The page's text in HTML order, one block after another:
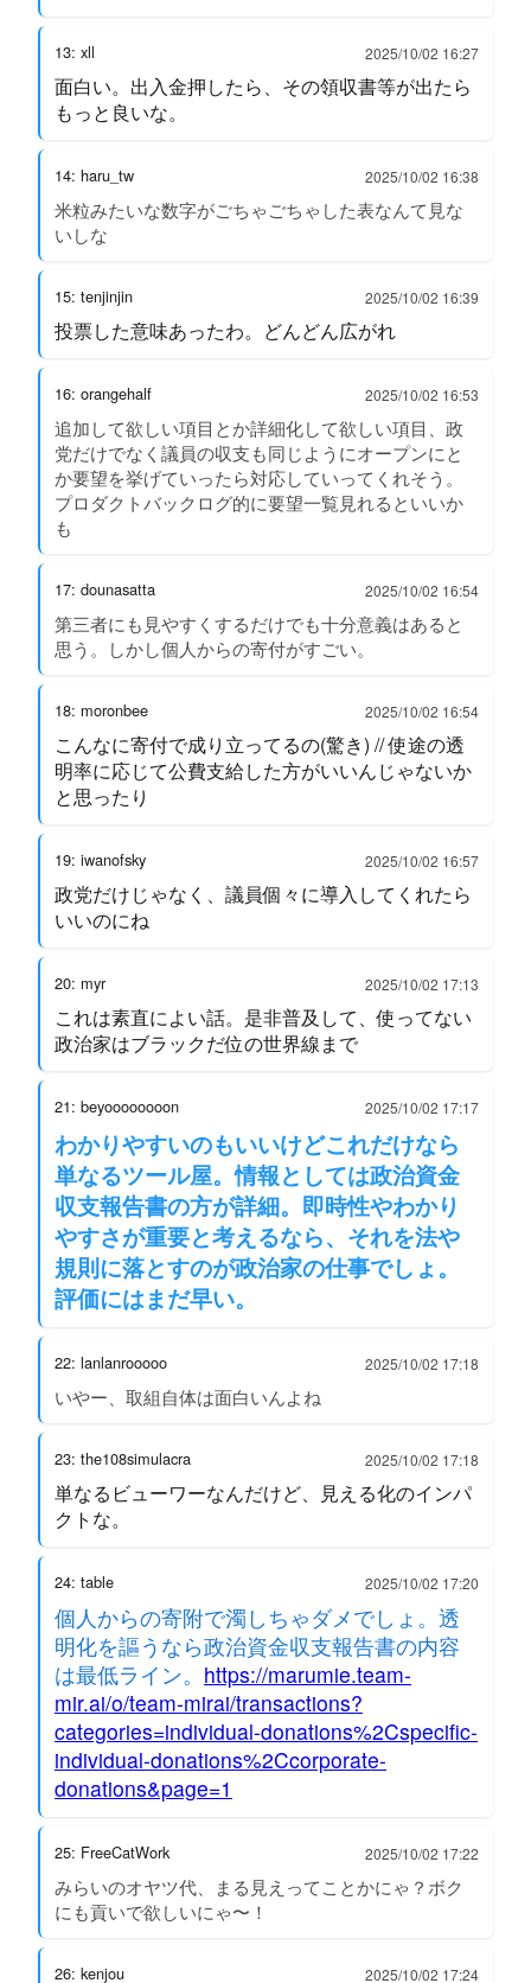
13: xll 2025/10/02 16:27
面白い。出入金押したら、その領収書等が出たら
もっと良いな。
14: haru_tw 2025/10/02 16:38
米粒みたいな数字がごちゃごちゃした表なんて見な
いしな
15: tenjinjin 2025/10/02 16:39
投票した意味あったわ。どんどん広がれ
16: orangehalf 2025/10/02 16:53
追加して欲しい項目とか詳細化して欲しい項目、政
党だけでなく議員の収支も同じようにオープンにと
か要望を挙げていったら対応していってくれそう。
プロダクトバックログ的に要望一覧見れるといいか
も
17: dounasatta 2025/10/02 16:54
第三者にも見やすくするだけでも十分意義はあると
思う。しかし個人からの寄付がすごい。
18: moronbee 2025/10/02 16:54
こんなに寄付で成り立ってるの(驚き) // 使途の透
明率に応じて公費支給した方がいいんじゃないか
と思ったり
19: iwanofsky 2025/10/02 16:57
政党だけじゃなく、議員個々に導入してくれたら
いいのにね
20: myr 2025/10/02 17:13
これは素直によい話。是非普及して、使ってない
政治家はブラックだ位の世界線まで
21: beyoooooooon 2025/10/02 17:17
わかりやすいのもいいけどこれだけなら
単なるツール屋。情報としては政治資金
収支報告書の方が詳細。即時性やわかり
やすさが重要と考えるなら、それを法や
規則に落とすのが政治家の仕事でしょ。
評価にはまだ早い。
22: lanlanrooooo 2025/10/02 17:18
いやー、取組自体は面白いんよね
23: the108simulacra 2025/10/02 17:18
単なるビューワーなんだけど、見える化のインパ
クトな。
24: table 2025/10/02 17:20
個人からの寄附で濁しちゃダメでしょ。透
明化を謳うなら政治資金収支報告書の内容
は最低ライン。 https://marumie.team-
mir.ai/o/team-mirai/transactions?
categories=individual-donations%2Cspecific-
individual-donations%2Ccorporate-
donations&page=1
25: FreeCatWork 2025/10/02 17:22
みらいのオヤツ代、まる見えってことかにゃ？ボク
にも貢いで欲しいにゃ〜！
26: kenjou 2025/10/02 17:24